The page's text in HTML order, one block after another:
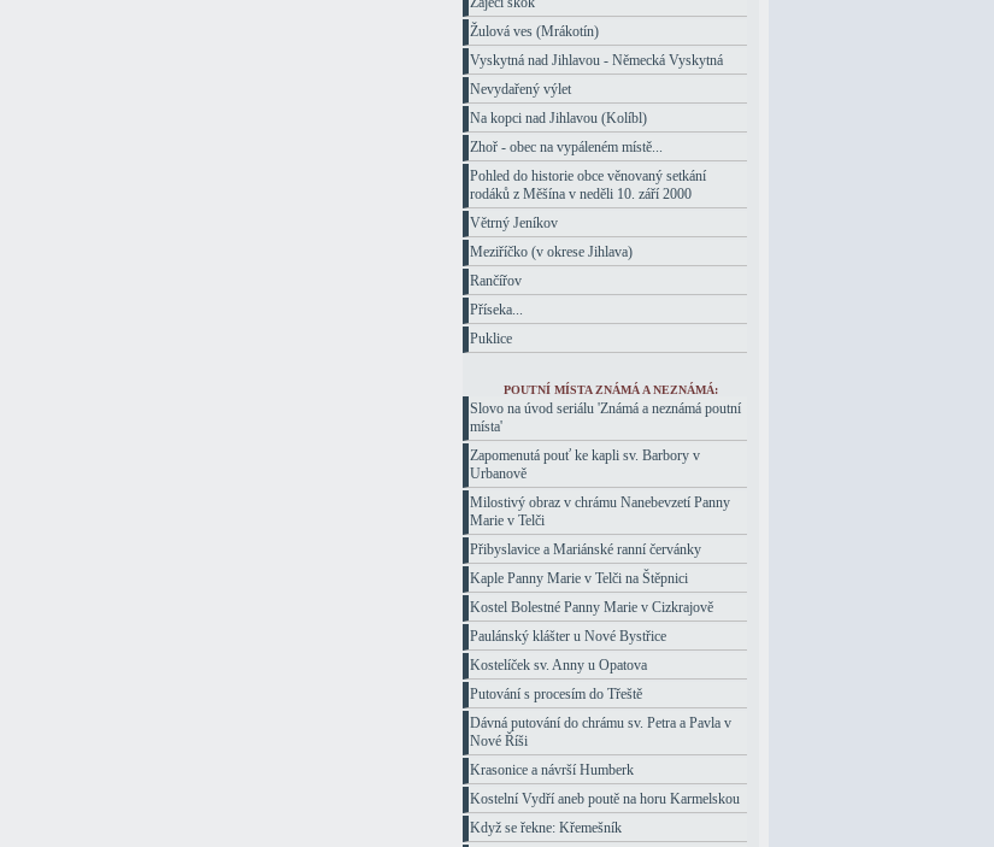
Žulová ves (Mrákotín)
Vyskytná nad Jihlavou - Německá Vyskytná
Nevydařený výlet
Na kopci nad Jihlavou (Kolíbl)
Zhoř - obec na vypáleném místě...
Pohled do historie obce věnovaný setkání
rodáků z Měšína v neděli 10. září 2000
Větrný Jeníkov
Meziříčko (v okrese Jihlava)
Rančířov
Příseka...
Puklice
POUTNÍ MÍSTA ZNÁMÁ A NEZNÁMÁ:
Slovo na úvod seriálu 'Známá a neznámá poutní
místa'
Zapomenutá pouť ke kapli sv. Barbory v
Urbanově
Milostivý obraz v chrámu Nanebevzetí Panny
Marie v Telči
Přibyslavice a Mariánské ranní červánky
Kaple Panny Marie v Telči na Štěpnici
Kostel Bolestné Panny Marie v Cizkrajově
Paulánský klášter u Nové Bystřice
Kostelíček sv. Anny u Opatova
Putování s procesím do Třeště
Dávná putování do chrámu sv. Petra a Pavla v
Nové Říši
Krasonice a návrší Humberk
Kostelní Vydří aneb poutě na horu Karmelskou
Když se řekne: Křemešník